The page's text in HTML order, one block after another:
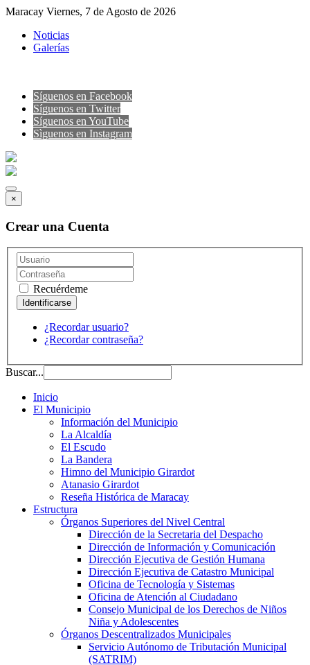
Maracay Viernes, 7 de Agosto de 2026
Noticias
Galerías
Síguenos en Facebook
Síguenos en Twitter
Síguenos en YouTube
Sìguenos en Instagram
×
Crear una Cuenta
Recuérdeme
¿Recordar usuario?
¿Recordar contraseña?
Buscar...
Inicio
El Municipio
Información del Municipio
La Alcaldía
El Escudo
La Bandera
Himno del Municipio Girardot
Atanasio Girardot
Reseña Histórica de Maracay
Estructura
Órganos Superiores del Nivel Central
Dirección de la Secretaria del Despacho
Dirección de Información y Comunicación
Dirección Ejecutiva de Gestión Humana
Dirección Ejecutiva de Catastro Municipal
Oficina de Tecnología y Sistemas
Oficina de Atención al Ciudadano
Consejo Municipal de los Derechos de Niños
Niña y Adolescentes
Órganos Descentralizados Municipales
Servicio Autónomo de Tributación Municipal
(SATRIM)